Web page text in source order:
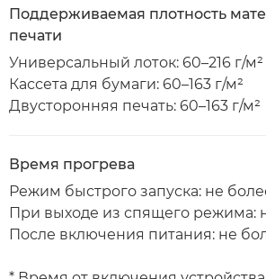
Поддерживаемая плотность
печати
Универсальный лоток: 60–216 г/м²
Кассета для бумаги: 60–163 г/м²
Двусторонняя печать: 60–163 г/м²
Время прогрева
Режим быстрого запуска: не
При выходе из спящего режима:
После включения питания: не